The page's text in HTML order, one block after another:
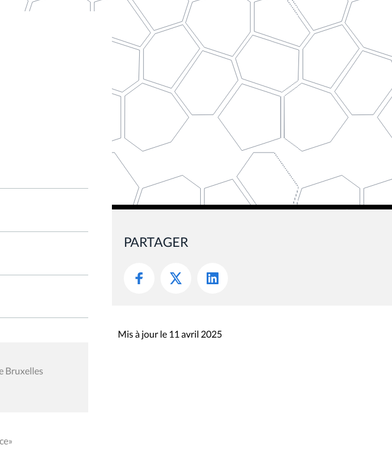
Bruxelles
PARTAGER
Mis à jour le 11 avril 2025